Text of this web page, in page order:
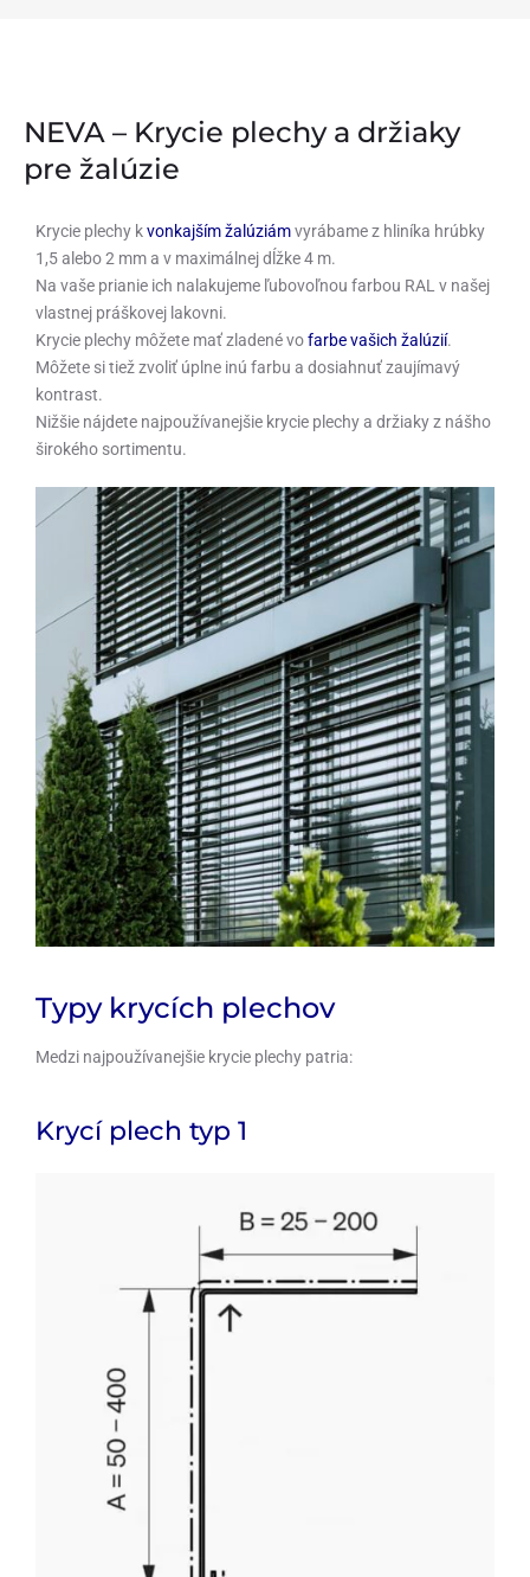
NEVA – Krycie plechy a držiaky
pre žalúzie
Krycie plechy kvonkajším žalúziámvyrábame z hliníka hrúbky
1,5 alebo 2 mm a v maximálnej dĺžke 4 m.
Na vaše prianie ich nalakujeme ľubovoľnou farbou RAL v našej
vlastnej práškovej lakovni.
Krycie plechy môžete mať zladené vofarbe vašich žalúzií.
Môžete si tiež zvoliť úplne inú farbu a dosiahnuť zaujímavý
kontrast.
Nižšie nájdete najpoužívanejšie krycie plechy a držiaky z nášho
širokého sortimentu.
Typy krycích plechov
Medzi najpoužívanejšie krycie plechy patria:
Krycí plech typ 1